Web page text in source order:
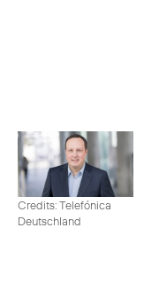
Credits: Telefónica
Deutschland